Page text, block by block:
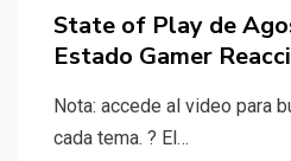
State of Play de
Estado Gamer
Nota: accede al video para
cada tema. ? El…